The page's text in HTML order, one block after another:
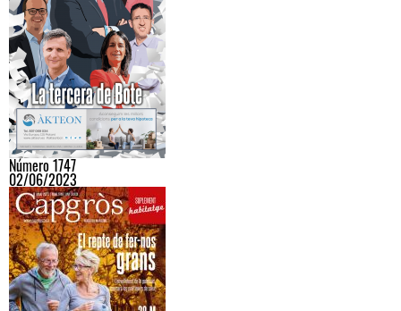
Número 1747
02/06/2023